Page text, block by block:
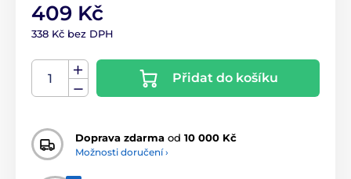
409 Kč
338 Kč bez DPH
Přidat do košíku
Doprava zdarma od 10 000 Kč
Možnosti doručení ›